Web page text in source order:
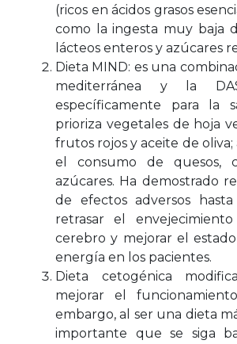
(ricos en ácidos grasos
como la ingesta muy baja
lácteos enteros y azúcares
Dieta MIND: es una
mediterránea y la
específicamente para la
prioriza vegetales de hoja
frutos rojos y aceite de oliva;
el consumo de quesos,
azúcares. Ha demostrado
de efectos adversos
retrasar el
cerebro y mejorar el
energía en los pacientes.
Dieta cetogénica
mejorar el
embargo, al ser una dieta
importante que se siga